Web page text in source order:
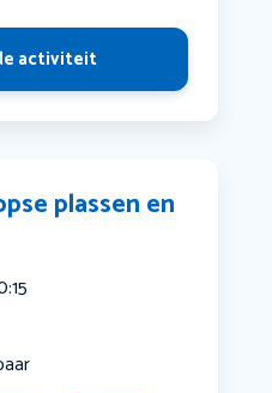
activiteit
plassen en